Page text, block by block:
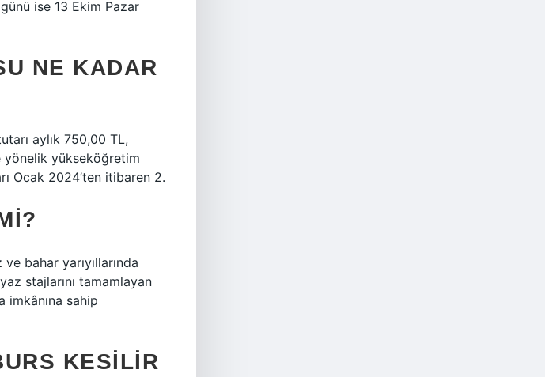
ise 13 Ekim Pazar
NE KADAR
aylık 750,00 TL,
yönelik yükseköğretim
Ocak 2024’ten itibaren 2.
bahar yarıyıllarında
stajlarını tamamlayan
sahip
KESILIR